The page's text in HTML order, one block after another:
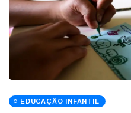
EDUCAÇÃO INFANTIL